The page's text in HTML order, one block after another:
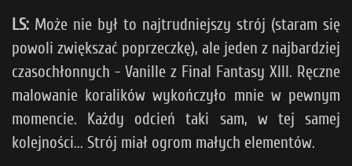
LS: Może nie był to najtrudniejszy strój (staram się
powoli zwiększać poprzeczkę), ale jeden z najbardziej
czasochłonnych - Vanille z Final Fantasy XIII. Ręczne
malowanie koralików wykończyło mnie w pewnym
momencie. Każdy odcień taki sam, w tej samej
kolejności... Strój miał ogrom małych elementów.